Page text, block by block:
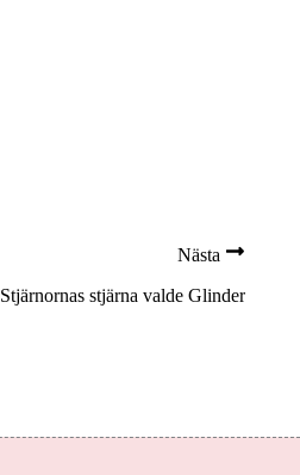
Nästa
Stjärnornas stjärna valde Glinder